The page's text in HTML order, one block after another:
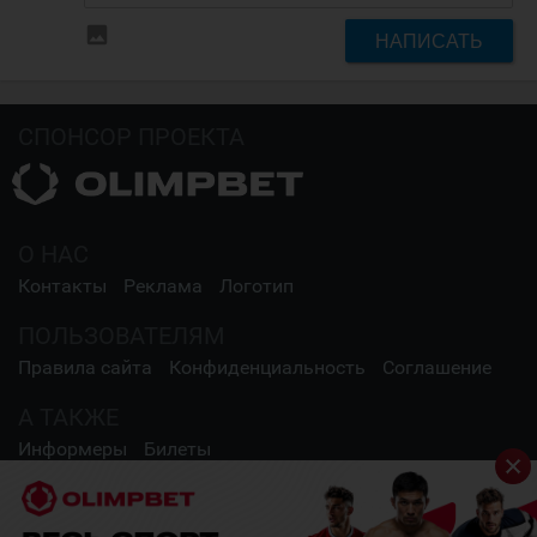
НАПИСАТЬ
Контакты Реклама Логотип
Правила сайта Конфиденциальность Соглашение
Информеры Билеты
СОЦИАЛЬНЫЕ СЕТИ